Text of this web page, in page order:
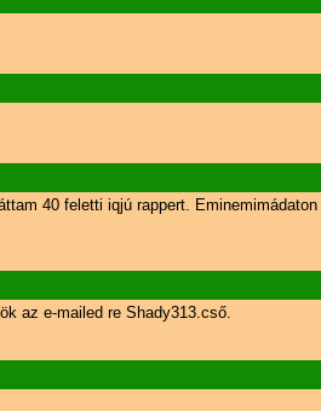
40 feletti iqjú rappert.
az e-mailed re Shady313.cső.